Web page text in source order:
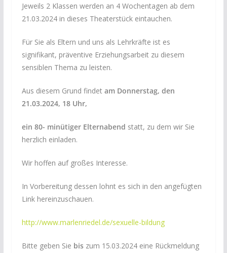
Jeweils 2 Klassen werden an 4 Wochentagen ab dem
21.03.2024 in dieses Theaterstück eintauchen.
Für Sie als Eltern und uns als Lehrkräfte ist es
signifikant, präventive Erziehungsarbeit zu diesem
sensiblen Thema zu leisten.
Aus diesem Grund findet am Donnerstag, den
21.03.2024, 18 Uhr,
ein 80- minütiger Elternabend statt, zu dem wir Sie
herzlich einladen.
Wir hoffen auf großes Interesse.
In Vorbereitung dessen lohnt es sich in den angefügten
Link hereinzuschauen.
http://www.marlenriedel.de/sexuelle-bildung
Bitte geben Sie biszum 15.03.2024 eine Rückmeldung